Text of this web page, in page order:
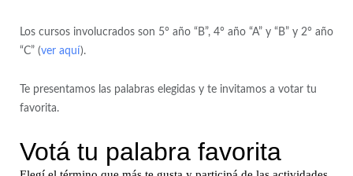
Los cursos involucrados son 5° año “B”, 4° año “A” y “B” y 2° año
“C” (ver aquí).
Te presentamos las palabras elegidas y te invitamos a votar tu
favorita.